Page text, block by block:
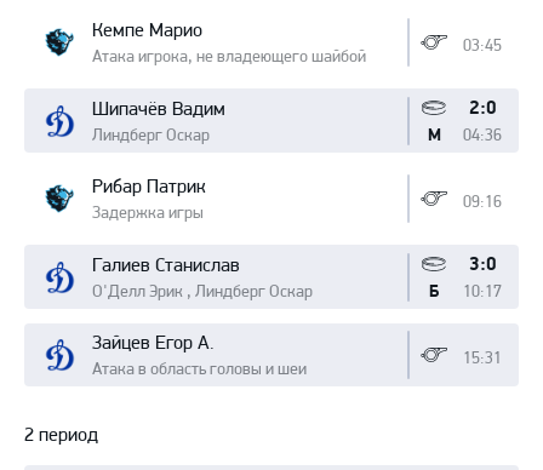
Кемпе Марио
Атака игрока, не владеющего шайбой
03:45
Шипачёв Вадим
Линдберг Оскар
2:0
04:36
М
Рибар Патрик
Задержка игры
09:16
Галиев Станислав
О'Делл Эрик , Линдберг Оскар
3:0
10:17
Б
Зайцев Егор А.
Атака в область головы и шеи
15:31
2 период